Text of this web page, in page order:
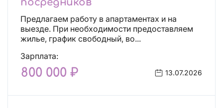
Предлагаем работу в апартаментах и на
выезде. При необходимости предоставляем
жилье, график свободный, во...
Зарплата:
800 000 ₽ 13.07.2026